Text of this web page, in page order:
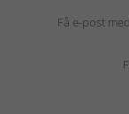
Få e-post